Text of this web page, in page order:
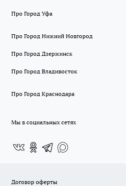
Про Город Уфа
Про Город Нижний Новгород
Про Город Дзержинск
Про Город Владивосток
Про Город Краснодара
Мы в социальных сетях
Договор оферты